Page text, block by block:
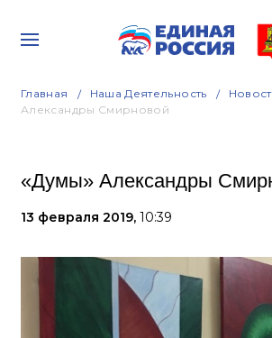
Главная Наша Деятельность
Александры Смирновой
«Думы» Александры
13 февраля 2019, 10:39